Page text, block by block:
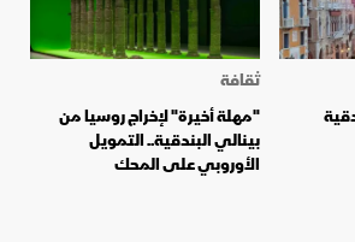
ثقافة
"مهلة أخيرة" لإخراج روسيا من
بينالي البندقية.. التمويل
الأوروبي على المحك